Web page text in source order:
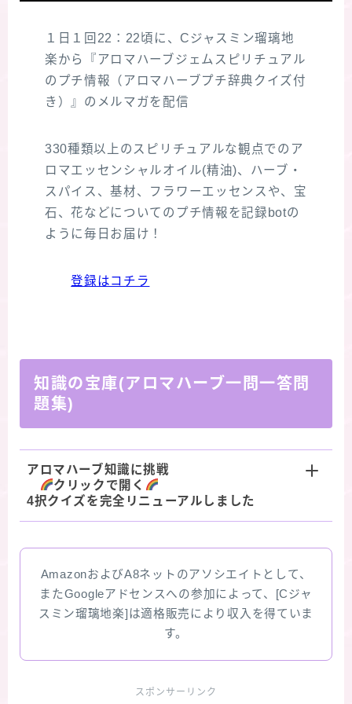
１日１回22：22頃に、Cジャスミン瑠璃地
楽から『アロマハーブジェムスピリチュアル
のプチ情報（アロマハーブプチ辞典クイズ付
き）』のメルマガを配信
330種類以上のスピリチュアルな観点でのア
ロマエッセンシャルオイル(精油)、ハーブ・
スパイス、基材、フラワーエッセンスや、宝
石、花などについてのプチ情報を記録botの
ように毎日お届け！
登録はコチラ
知識の宝庫(アロマハーブ一問一答問
題集)
アロマハーブ知識に挑戦
クリックで開く
4択クイズを完全リニューアルしました
AmazonおよびA8ネットのアソシエイトとして、
またGoogleアドセンスへの参加によって、[Cジャ
スミン瑠璃地楽]は適格販売により収入を得ていま
す。
スポンサーリンク